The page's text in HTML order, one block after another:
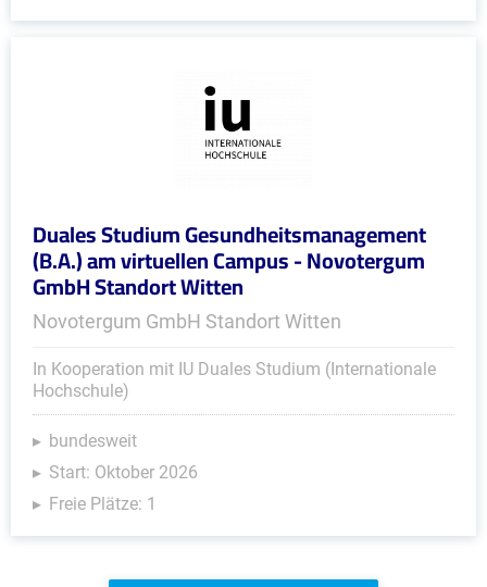
Duales Studium Gesundheitsmanagement
(B.A.) am virtuellen Campus - Novotergum
GmbH Standort Witten
Novotergum GmbH Standort Witten
In Kooperation mit IU Duales Studium (Internationale
Hochschule)
bundesweit
Start: Oktober 2026
Freie Plätze: 1